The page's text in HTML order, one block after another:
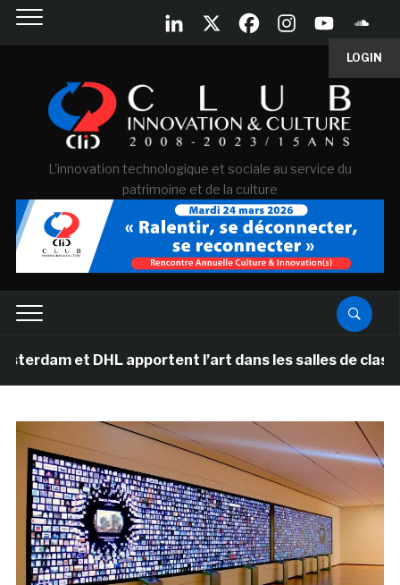
LOGIN
L'innovation technologique et sociale au service du
patrimoine et de la culture
et DHL apportent l’art dans les salles de classe des